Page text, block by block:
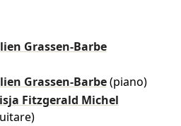
Grassen-Barbe
Grassen-Barbe (piano)
Fitzgerald Michel